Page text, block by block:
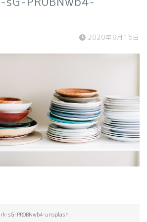
2020年9月16日
sG-PR0BNwb4-unsplash